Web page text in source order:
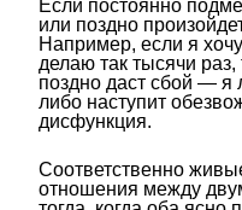
Если постоянно
или поздно
Например, если я
делаю так тысячи
поздно даст сбой — я
либо наступит
дисфункция.
Соответственно
отношения между